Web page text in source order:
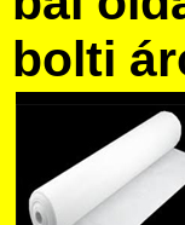
bolti